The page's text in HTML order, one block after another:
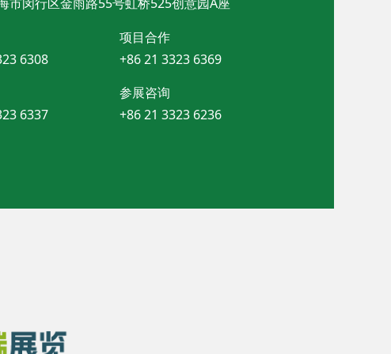
6308
项目合作
+86 21 3323 6369
6337
参展咨询
+86 21 3323 6236